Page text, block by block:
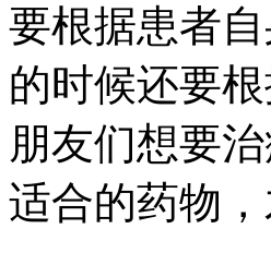
要根据患者
的时候还要
朋友们想要
适合的药物